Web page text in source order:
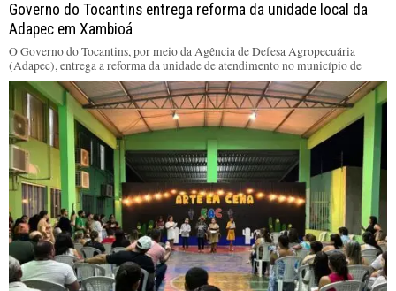
Governo do Tocantins entrega reforma da unidade local da
Adapec em Xambioá
O Governo do Tocantins, por meio da Agência de Defesa Agropecuária
(Adapec), entrega a reforma da unidade de atendimento no município de